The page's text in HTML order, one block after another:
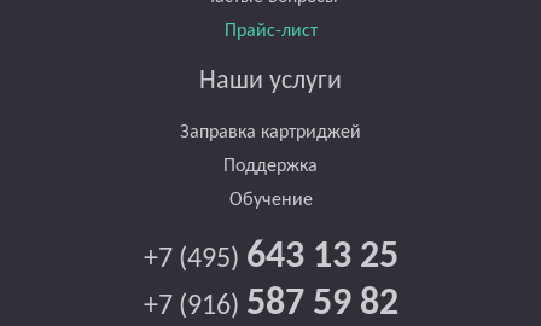
Прайс-лист
Наши услуги
Заправка картриджей
Поддержка
Обучение
+7 (495) 643 13 25
+7 (916) 587 59 82